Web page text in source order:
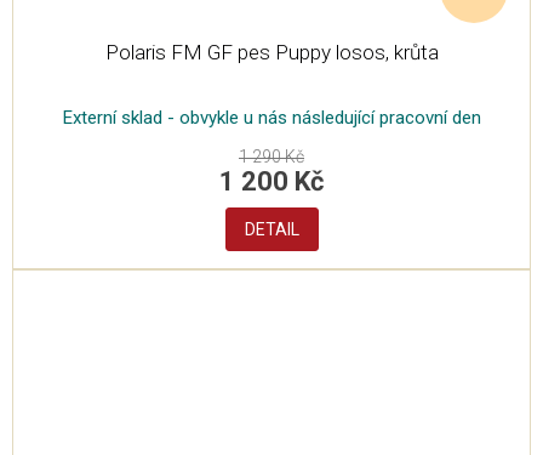
Polaris FM GF pes Puppy losos, krůta
Externí sklad - obvykle u nás následující pracovní den
1 290 Kč
1 200 Kč
DETAIL